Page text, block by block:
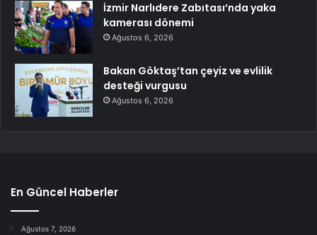
İzmir Narlıdere Zabıtası’nda yaka
kamerası dönemi
Ağustos 6, 2026
Bakan Göktaş’tan çeyiz ve evlilik
desteği vurgusu
Ağustos 6, 2026
En Güncel Haberler
Ağustos 7, 2026